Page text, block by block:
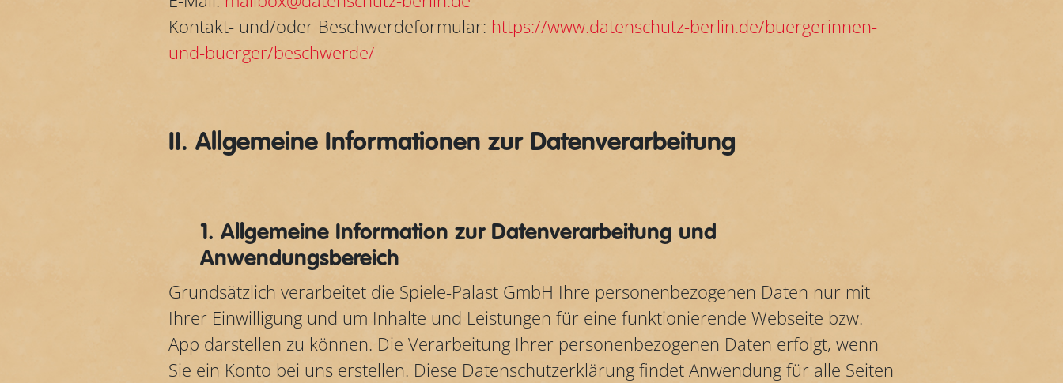
Kontakt- und/oder Beschwerdeformular: https://www.datenschutz-berlin.de/buergerinnen-
und-buerger/beschwerde/
II. Allgemeine Informationen zur Datenverarbeitung
1. Allgemeine Information zur Datenverarbeitung und
Anwendungsbereich
Grundsätzlich verarbeitet die Spiele-Palast GmbH Ihre personenbezogenen Daten nur mit
Ihrer Einwilligung und um Inhalte und Leistungen für eine funktionierende Webseite bzw.
App darstellen zu können. Die Verarbeitung Ihrer personenbezogenen Daten erfolgt, wenn
Sie ein Konto bei uns erstellen. Diese Datenschutzerklärung findet Anwendung für alle Seiten